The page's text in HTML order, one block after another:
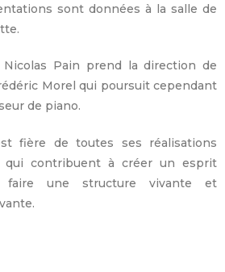
sont données à la salle de
Nicolas Pain prend la direction de
Morel qui poursuit cependant
de piano.
fière de toutes ses réalisations
qui contribuent à créer un esprit
une structure vivante et